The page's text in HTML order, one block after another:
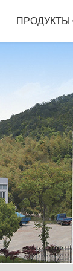
ПРОДУКТЫ